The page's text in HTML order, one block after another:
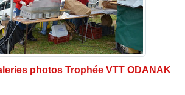
photos Trophée VTT ODANAK